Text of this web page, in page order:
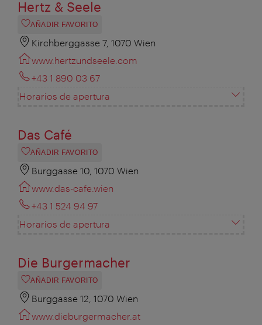
Hertz & Seele
AÑADIR FAVORITO
Kirchberggasse 7, 1070 Wien
www.hertzundseele.com
+43 1 890 03 67
Horarios de apertura
Das Café
AÑADIR FAVORITO
Burggasse 10, 1070 Wien
www.das-cafe.wien
+43 1 524 94 97
Horarios de apertura
Die Burgermacher
AÑADIR FAVORITO
Burggasse 12, 1070 Wien
www.dieburgermacher.at